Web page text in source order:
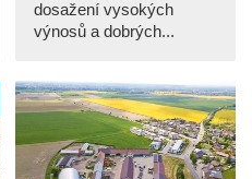
dosažení vysokých
výnosů a dobrých...